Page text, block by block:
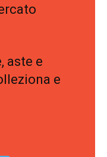
aste e
e